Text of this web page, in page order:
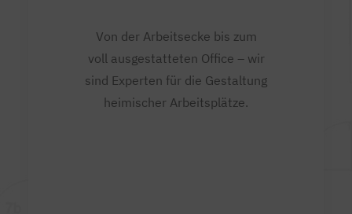
Von der Arbeitsecke bis zum
voll ausgestatteten Office – wir
sind Experten für die Gestaltung
heimischer Arbeitsplätze.